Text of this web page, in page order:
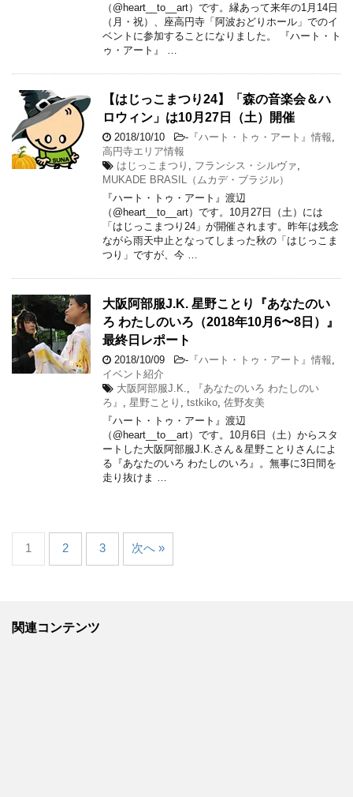
（@heart__to__art）です。縁あって来年の1月14日
（月・祝）、座高円寺「阿波おどりホール」でのイ
ベントに参加することになりました。 『ハート・ト
ゥ・アート』 …
【はじっこまつり24】「森の音楽会＆ハ
ロウィン」は10月27日（土）開催
2018/10/10 - 『ハート・トゥ・アート』情報
高円寺エリア情報
はじっこまつり
フランシス・シルヴァ
MUKADE BRASIL（ムカデ・ブラジル）
『ハート・トゥ・アート』渡辺
（@heart__to__art）です。10月27日（土）には
「はじっこまつり24」が開催されます。昨年は残念
ながら雨天中止となってしまった秋の「はじっこま
つり」ですが、今 …
大阪阿部服J.K. 星野ことり『あなたのい
ろ わたしのいろ（2018年10月6〜8日）』
最終日レポート
2018/10/09 - 『ハート・トゥ・アート』情報
イベント紹介
大阪阿部服J.K.
『あなたのいろ わたしのい
ろ』
星野ことり tstkiko 佐野友美
『ハート・トゥ・アート』渡辺
（@heart__to__art）です。10月6日（土）からスタ
ートした大阪阿部服J.K.さん＆星野ことりさんによ
る『あなたのいろ わたしのいろ』。無事に3日間を
走り抜けま …
1 2 3 次へ »
関連コンテンツ